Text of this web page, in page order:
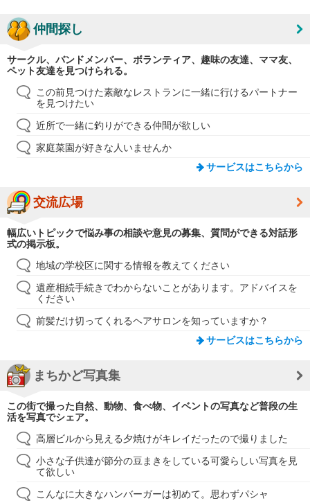
仲間探し
サークル、バンドメンバー、ボランティア、趣味の友達、ママ友、
ペット友達を見つけられる。
この前見つけた素敵なレストランに一緒に行けるパートナー
を見つけたい
近所で一緒に釣りができる仲間が欲しい
家庭菜園が好きな人いませんか
サービスはこちらから
交流広場
幅広いトピックで悩み事の相談や意見の募集、質問ができる対話形
式の掲示板。
地域の学校区に関する情報を教えてください
遺産相続手続きでわからないことがあります。アドバイスを
ください
前髪だけ切ってくれるヘアサロンを知っていますか？
サービスはこちらから
まちかど写真集
この街で撮った自然、動物、食べ物、イベントの写真など普段の生
活を写真でシェア。
高層ビルから見える夕焼けがキレイだったので撮りました
小さな子供達が節分の豆まきをしている可愛らしい写真を見
て欲しい
こんなに大きなハンバーガーは初めて。思わずパシャ